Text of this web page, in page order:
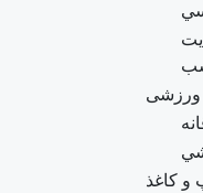
ورزشی
و کاغذ